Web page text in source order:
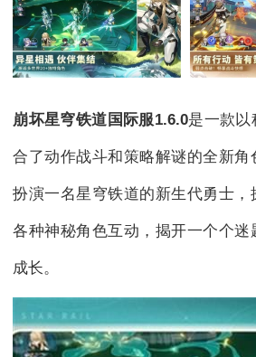
崩坏星穹铁道国际服1.6.0是一款以
合了动作战斗和策略解谜的全新
扮演一名星穹铁道的新生代勇士
各种神秘角色互动，揭开一个个
成长。